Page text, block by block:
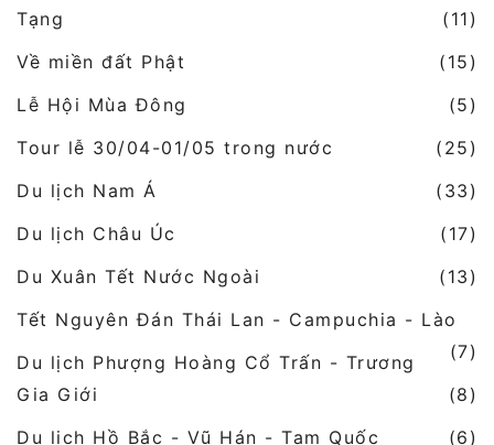
Tạng
(11)
Về miền đất Phật
(15)
Lễ Hội Mùa Đông
(5)
Tour lễ 30/04-01/05 trong nước
(25)
Du lịch Nam Á
(33)
Du lịch Châu Úc
(17)
Du Xuân Tết Nước Ngoài
(13)
Tết Nguyên Đán Thái Lan - Campuchia - Lào
(7)
Du lịch Phượng Hoàng Cổ Trấn - Trương
Gia Giới
(8)
Du lịch Hồ Bắc - Vũ Hán - Tam Quốc
(6)